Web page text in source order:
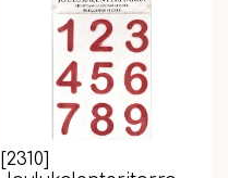
[2310]